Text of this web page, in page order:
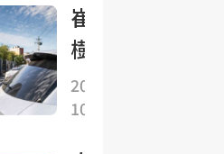
日韓
股市
漲超
2%
崔東
樹：
新能
源車
2025-
10-27